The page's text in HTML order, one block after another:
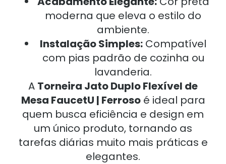
moderna que eleva o estilo do
ambiente.
Instalação Simples: Compatível
com pias padrão de cozinha ou
lavanderia.
A Torneira Jato Duplo Flexível de
Mesa FaucetU | Ferrosoé ideal para
quem busca eficiência e design em
um único produto, tornando as
tarefas diárias muito mais práticas e
elegantes.